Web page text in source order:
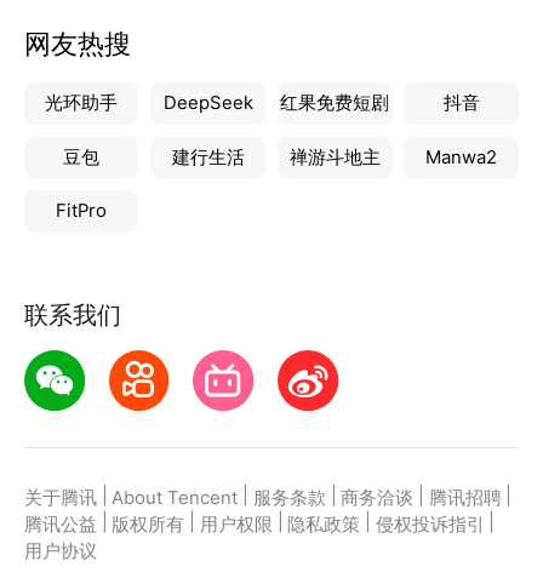
网友热搜
光环助手 DeepSeek 红果免费短剧 抖音
豆包 建行生活 禅游斗地主 Manwa2
FitPro
联系我们
关于腾讯 About Tencent 服务条款 商务洽谈 腾讯招聘
腾讯公益
版权所有 用户权限 隐私政策 侵权投诉指引
用户协议